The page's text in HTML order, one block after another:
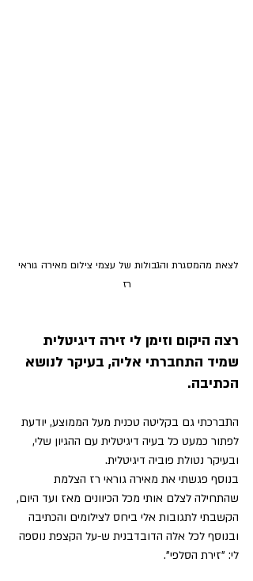
לצאת מהמסגרת והגבולות של עצמי צילום מאירה גוראי
רז
רצה היקום וזימן לי זירה דיגיטלית
שמיד התחברתי אליה, בעיקר לנושא
הכתיבה.
התברכתי גם בקליטה טכנית מעל הממוצע, יודעת
לפתור כמעט כל בעיה דיגיטלית עם ההגיון שלי,
ובעיקר נטולת פוביה דיגיטלית.
בנוסף פגשתי את מאירה גוראי רז הצלמת
שהתחילה לצלם אותי מכל הכיוונים מאז ועד היום,
הקשבתי לתגובות אלי ביחס לצילומים והכתיבה
ובנוסף לכל אלה הדובדבנית ש-על הקצפת נוספה
לי: "זירת הסלפי".